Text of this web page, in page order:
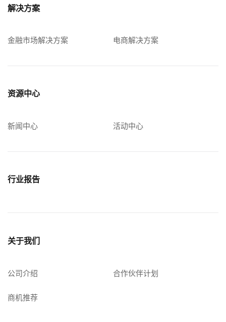
解决方案
金融市场解决方案 电商解决方案
资源中心
新闻中心 活动中心
行业报告
关于我们
公司介绍 合作伙伴计划
商机推荐